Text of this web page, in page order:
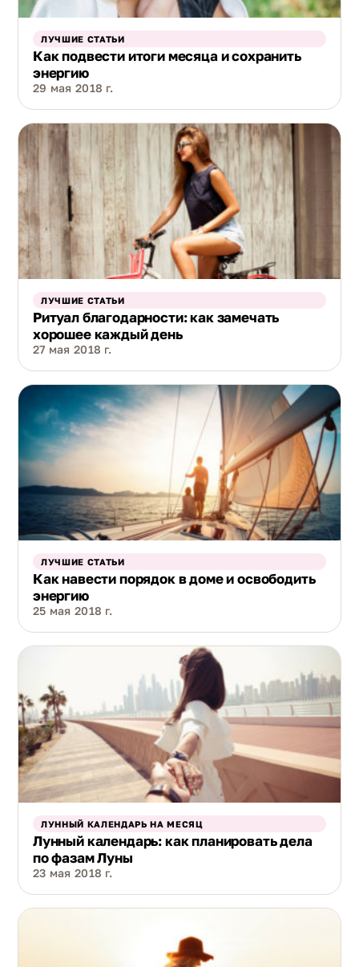
ЛУЧШИЕ СТАТЬИ
Как подвести итоги месяца и сохранить
энергию
29 мая 2018 г.
ЛУЧШИЕ СТАТЬИ
Ритуал благодарности: как замечать
хорошее каждый день
27 мая 2018 г.
ЛУЧШИЕ СТАТЬИ
Как навести порядок в доме и освободить
энергию
25 мая 2018 г.
ЛУННЫЙ КАЛЕНДАРЬ НА МЕСЯЦ
Лунный календарь: как планировать дела
по фазам Луны
23 мая 2018 г.